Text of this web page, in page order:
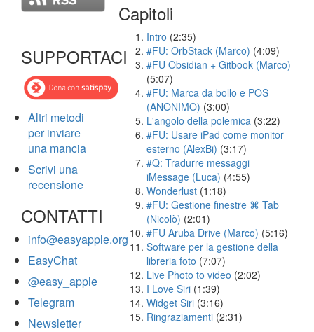
SUPPORTACI
Altri metodi
per inviare
una mancia
Scrivi una
recensione
CONTATTI
info@easyapple.org
EasyChat
@easy_apple
Telegram
Newsletter
Capitoli
Intro (2:35)
#FU: OrbStack (Marco) (4:09)
#FU Obsidian + Gitbook (Marco)
(5:07)
#FU: Marca da bollo e POS
(ANONIMO) (3:00)
L'angolo della polemica (3:22)
#FU: Usare iPad come monitor
esterno (AlexBi) (3:17)
#Q: Tradurre messaggi
iMessage (Luca) (4:55)
Wonderlust (1:18)
#FU: Gestione finestre ⌘ Tab
(Nicolò) (2:01)
#FU Aruba Drive (Marco) (5:16)
Software per la gestione della
libreria foto (7:07)
Live Photo to video (2:02)
I Love Siri (1:39)
Widget Siri (3:16)
Ringraziamenti (2:31)